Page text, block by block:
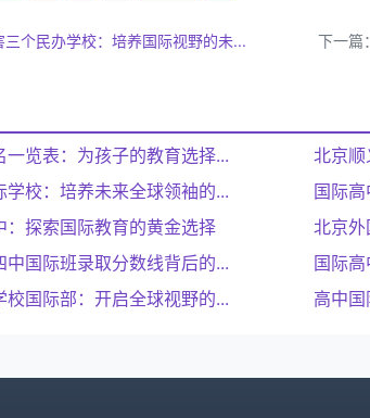
三个民办学校：培养国际视野的未... 下一篇：
览表：为孩子的教育选择...
北京顺
校：培养未来全球领袖的...
国际
：探索国际教育的黄金选择
北京外
国际班录取分数线背后的...
国际
校国际部：开启全球视野的...
高中